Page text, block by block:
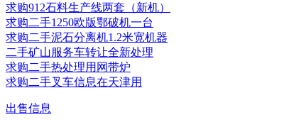
求购912石料生产线两套（新机）
求购二手1250欧版鄂破机一台
求购二手泥石分离机1.2米宽机器
二手矿山服务车转让全新处理
求购二手热处理用网带炉
求购二手叉车信息在天津用
出售信息